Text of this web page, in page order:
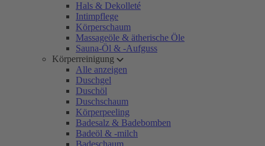
Hals & Dekolleté
Intimpflege
Körperschaum
Massageöle & ätherische Öle
Sauna-Öl & -Aufguss
Körperreinigung
Alle anzeigen
Duschgel
Duschöl
Duschschaum
Körperpeeling
Badesalz & Badebomben
Badeöl & -milch
Badeschaum